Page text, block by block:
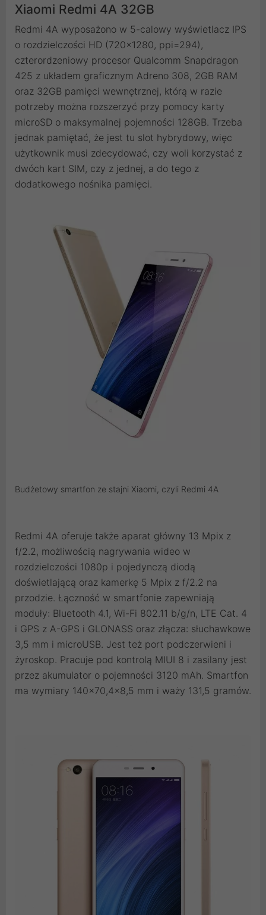
Xiaomi Redmi 4A 32GB
Redmi 4A wyposażono w 5-calowy wyświetlacz IPS
o rozdzielczości HD (720×1280, ppi=294),
czterordzeniowy procesor Qualcomm Snapdragon
425 z układem graficznym Adreno 308, 2GB RAM
oraz 32GB pamięci wewnętrznej, którą w razie
potrzeby można rozszerzyć przy pomocy karty
microSD o maksymalnej pojemności 128GB. Trzeba
jednak pamiętać, że jest tu slot hybrydowy, więc
użytkownik musi zdecydować, czy woli korzystać z
dwóch kart SIM, czy z jednej, a do tego z
dodatkowego nośnika pamięci.
Budżetowy smartfon ze stajni Xiaomi, czyli Redmi 4A
Redmi 4A oferuje także aparat główny 13 Mpix z
f/2.2, możliwością nagrywania wideo w
rozdzielczości 1080p i pojedynczą diodą
doświetlającą oraz kamerkę 5 Mpix z f/2.2 na
przodzie. Łączność w smartfonie zapewniają
moduły: Bluetooth 4.1, Wi-Fi 802.11 b/g/n, LTE Cat. 4
i GPS z A-GPS i GLONASS oraz złącza: słuchawkowe
3,5 mm i microUSB. Jest też port podczerwieni i
żyroskop. Pracuje pod kontrolą MIUI 8 i zasilany jest
przez akumulator o pojemności 3120 mAh. Smartfon
ma wymiary 140×70,4×8,5 mm i waży 131,5 gramów.